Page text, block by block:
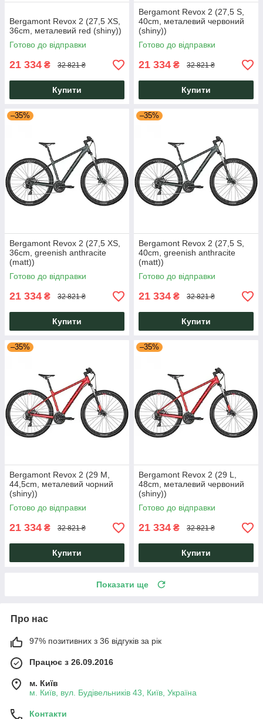
Bergamont Revox 2 (27,5 XS,
36cm, металевий red (shiny))
Готово до відправки
21 334 ₴ 32 821 ₴
Купити
Bergamont Revox 2 (27,5 S,
40cm, металевий червоний
(shiny))
Готово до відправки
21 334 ₴ 32 821 ₴
Купити
–35%
Bergamont Revox 2 (27,5 XS,
36cm, greenish anthracite
(matt))
Готово до відправки
21 334 ₴ 32 821 ₴
Купити
–35%
Bergamont Revox 2 (27,5 S,
40cm, greenish anthracite
(matt))
Готово до відправки
21 334 ₴ 32 821 ₴
Купити
–35%
Bergamont Revox 2 (29 M,
44,5cm, металевий чорний
(shiny))
Готово до відправки
21 334 ₴ 32 821 ₴
Купити
–35%
Bergamont Revox 2 (29 L,
48cm, металевий червоний
(shiny))
Готово до відправки
21 334 ₴ 32 821 ₴
Купити
Показати ще
Про нас
97% позитивних з 36 відгуків за рік
Працює з 26.09.2016
м. Київ
м. Київ, вул. Будівельників 43, Київ, Україна
Контакти